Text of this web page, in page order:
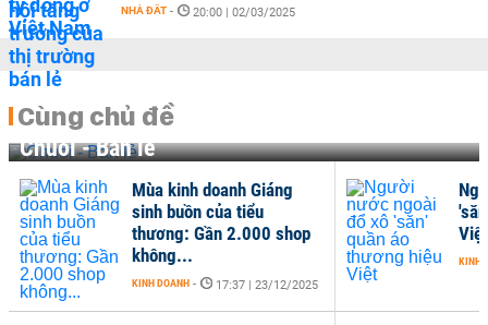
NHÀ ĐẤT - 20:00 | 02/03/2025
Cùng chủ đề
Chuỗi - Bán lẻ
Mùa kinh doanh Giáng
sinh buồn của tiểu
thương: Gần 2.000 shop
không...
KINH DOANH - 17:37 | 23/12/2025
Việt
KINH